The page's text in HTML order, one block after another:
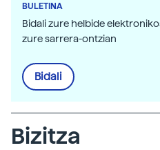
BULETINA
Bidali zure helbide
zure sarrera-ontzian
Bidali
Bizitza